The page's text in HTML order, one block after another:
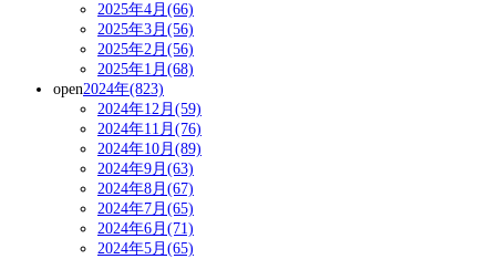
2025年4月(66)
2025年3月(56)
2025年2月(56)
2025年1月(68)
open2024年(823)
2024年12月(59)
2024年11月(76)
2024年10月(89)
2024年9月(63)
2024年8月(67)
2024年7月(65)
2024年6月(71)
2024年5月(65)